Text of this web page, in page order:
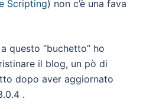
Scripting) non c’è una fava
questo “buchetto” ho
il blog, un pò di
dopo aver aggiornato
.